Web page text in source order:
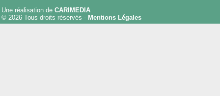
Une réalisation de CARIMEDIA
© 2026 Tous droits réservés - Mentions Légales